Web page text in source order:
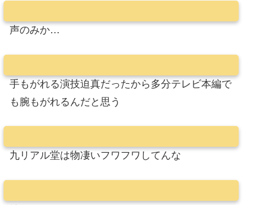
声のみか…
手もがれる演技迫真だったから多分テレビ本編で
も腕もがれるんだと思う
九リアル堂は物凄いフワフワしてんな